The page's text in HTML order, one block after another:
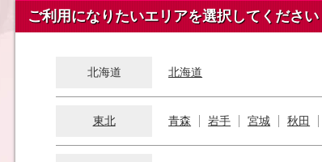
ご利用になりたいエリアを選択してください
北海道 北海道
東北 青森 岩手 宮城 秋田